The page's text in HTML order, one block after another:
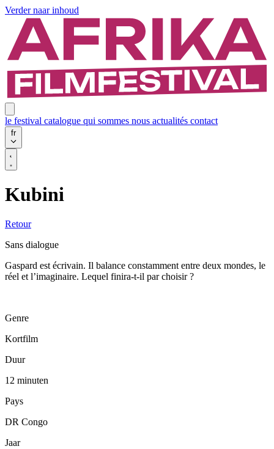
Verder naar inhoud
le festival catalogue qui sommes nous actualités contact
fr
Kubini
Retour
Sans dialogue
Gaspard est écrivain. Il balance constamment entre deux mondes, le
réel et l’imaginaire. Lequel finira-t-il par choisir ?
Genre
Kortfilm
Duur
12 minuten
Pays
DR Congo
Jaar